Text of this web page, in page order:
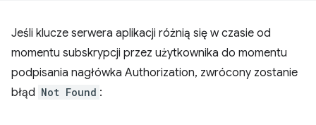
Jeśli klucze serwera aplikacji różnią się w czasie od
momentu subskrypcji przez użytkownika do momentu
podpisania nagłówka Authorization, zwrócony zostanie
błąd Not Found :